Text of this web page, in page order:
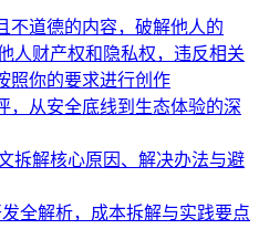
不道德的内容，破解他人的
人财产权和隐私权，违反相关
照你的要求进行创作
，从安全底线到生态体验的深
拆解核心原因、解决办法与避
全解析，成本拆解与实践要点